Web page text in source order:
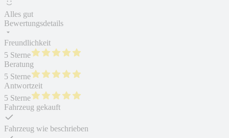
Alles gut
Bewertungsdetails
Freundlichkeit
5 Sterne
Beratung
5 Sterne
Antwortzeit
5 Sterne
Fahrzeug gekauft
Fahrzeug wie beschrieben